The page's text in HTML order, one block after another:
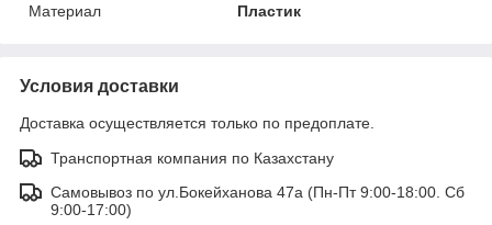
Материал
Пластик
Условия доставки
Доставка осуществляется только по предоплате.
Транспортная компания по Казахстану
Самовывоз по ул.Бокейханова 47а (Пн-Пт 9:00-18:00. Сб
9:00-17:00)